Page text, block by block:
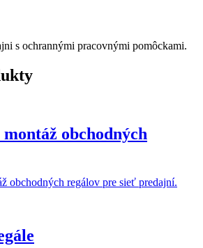
s ochrannými pracovnými pomôckami.
obchodných
obchodných regálov pre sieť predajní.